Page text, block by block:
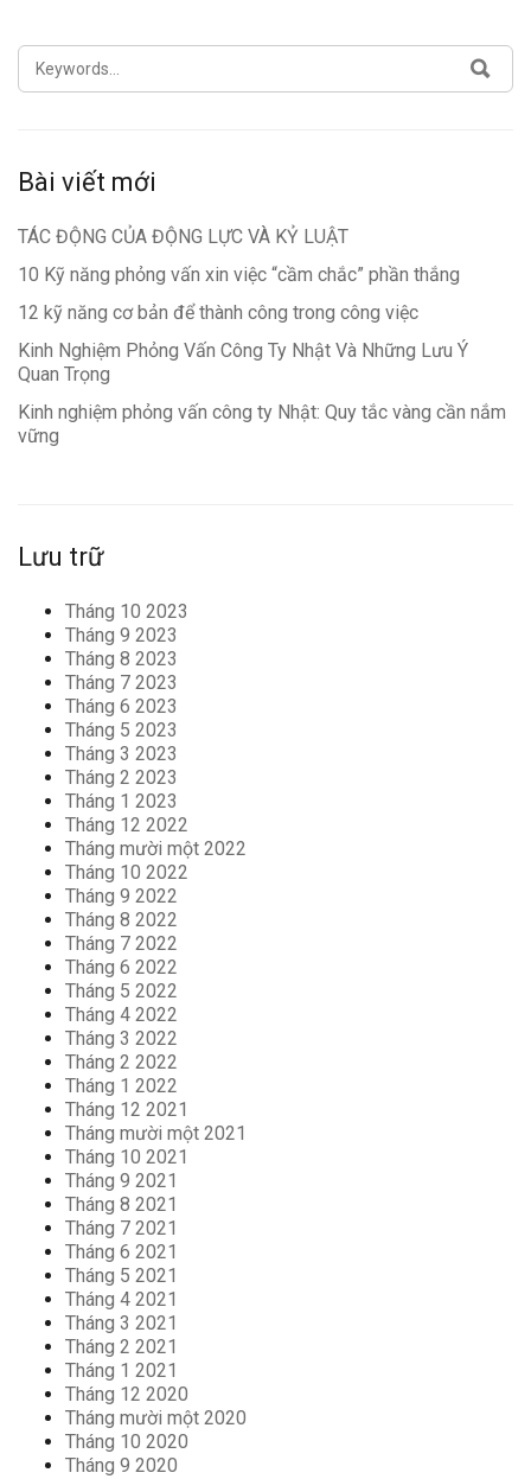
SEARCH
FOR:
Bài viết mới
TÁC ĐỘNG CỦA ĐỘNG LỰC VÀ KỶ LUẬT
10 Kỹ năng phỏng vấn xin việc “cầm chắc” phần thắng
12 kỹ năng cơ bản để thành công trong công việc
Kinh Nghiệm Phỏng Vấn Công Ty Nhật Và Những Lưu Ý
Quan Trọng
Kinh nghiệm phỏng vấn công ty Nhật: Quy tắc vàng cần nắm
vững
Lưu trữ
Tháng 10 2023
Tháng 9 2023
Tháng 8 2023
Tháng 7 2023
Tháng 6 2023
Tháng 5 2023
Tháng 3 2023
Tháng 2 2023
Tháng 1 2023
Tháng 12 2022
Tháng mười một 2022
Tháng 10 2022
Tháng 9 2022
Tháng 8 2022
Tháng 7 2022
Tháng 6 2022
Tháng 5 2022
Tháng 4 2022
Tháng 3 2022
Tháng 2 2022
Tháng 1 2022
Tháng 12 2021
Tháng mười một 2021
Tháng 10 2021
Tháng 9 2021
Tháng 8 2021
Tháng 7 2021
Tháng 6 2021
Tháng 5 2021
Tháng 4 2021
Tháng 3 2021
Tháng 2 2021
Tháng 1 2021
Tháng 12 2020
Tháng mười một 2020
Tháng 10 2020
Tháng 9 2020